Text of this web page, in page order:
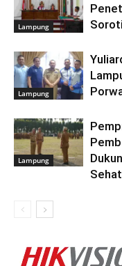
Lampung
Lampung
Lampung
Sehat